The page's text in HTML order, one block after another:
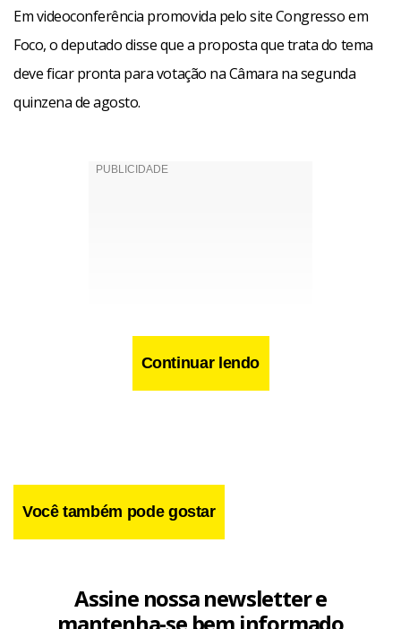
Em videoconferência promovida pelo site Congresso em
Foco, o deputado disse que a proposta que trata do tema
deve ficar pronta para votação na Câmara na segunda
quinzena de agosto.
pandemia criou incentivos para que estados e municípios
Continuar lendo
Você também pode gostar
Assine nossa newsletter e